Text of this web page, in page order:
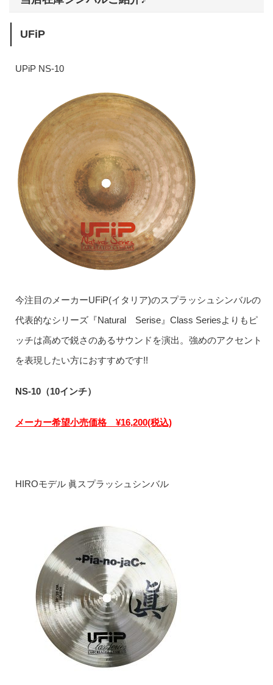
UFiP
UPiP NS-10
今注目のメーカーUFiP(イタリア)のスプラッシュシンバルの
代表的なシリーズ『Natural Serise』Class Seriesよりもピ
ッチは高めで鋭さのあるサウンドを演出。強めのアクセント
を表現したい方におすすめです!!
NS-10（10インチ）
メーカー希望小売価格 ¥16,200(税込)
HIROモデル 眞スプラッシュシンバル